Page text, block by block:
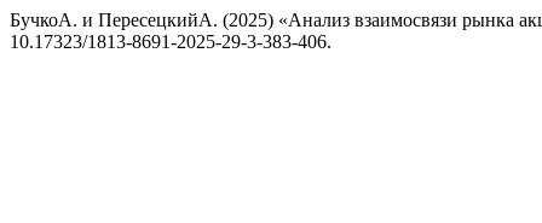
БучкоА. и ПересецкийА. (2025) «Анализ взаимосвязи рынка
10.17323/1813-8691-2025-29-3-383-406.